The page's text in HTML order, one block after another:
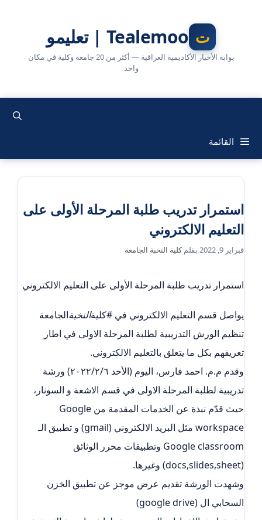
Tealemoo | تعليمو
بوابة الأخبار الأكاديمية العراقية — أكثر من 20 جامعة وكلية في مكان
واحد
القائمة
استمرار تدريب طلبة المرحلة الأولى على
التعليم الالكتروني
فبراير 9, 2022 بقلمكلية النخبة الجامعة
استمرار تدريب طلبة المرحلة الأولى على التعليم الالكتروني
يواصل قسم التعليم الالكتروني في #كليةالنخبةالجامعة
تنظيم الورش التدريبية لطلبة المرحلة الاولى في اطار
تعريفهم بكل ما يتعلق بالتعليم الالكتروني.
وقدم م.م. احمد فارس، اليوم (الأحد ٢٠٢٢/٢/٦) ورشة
تدريبية لطلبة المرحلة الاولى في قسم الاشعة و السونار،
حيث قدّم نبذة عن الخدمات المقدمة من Google
workspace مثل البريد الالكتروني (gmail) و تطبيق الـ
Google classroom وتطبيقات محرر الوثائق
(docs,slides,sheet) وغيرها.
وشهدت الورشة تقديم عرض موجز عن تطبيق الخزن
السحابي ال (google drive)